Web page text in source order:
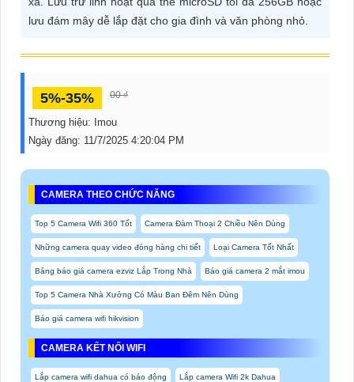
lưu đám mây dễ lắp đặt cho gia đình và văn phòng nhỏ.
5%-35% 00 ₫
Thương hiệu: Imou
Ngày đăng: 11/7/2025 4:20:04 PM
CAMERA THEO CHỨC NĂNG
Top 5 Camera Wifi 360 Tốt Camera Đàm Thoại 2 Chiều Nên Dùng
Những camera quay video đóng hàng chi tiết Loại Camera Tốt Nhất
Bảng báo giá camera ezviz Lắp Trong Nhà Báo giá camera 2 mắt imou
Top 5 Camera Nhà Xưởng Có Màu Ban Đêm Nên Dùng
Báo giá camera wifi hikvision
CAMERA KẾT NỐI WIFI
Lắp camera wifi dahua có báo động Lắp camera Wifi 2k Dahua